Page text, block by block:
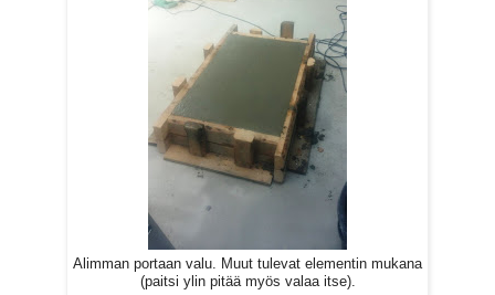
Alimman portaan valu. Muut tulevat elementin mukana
(paitsi ylin pitää myös valaa itse).